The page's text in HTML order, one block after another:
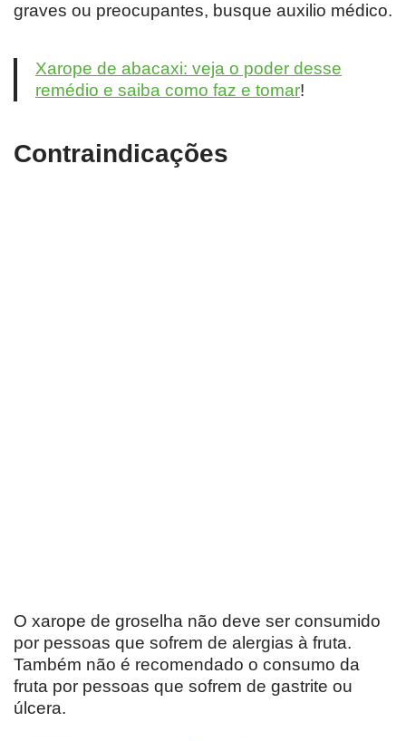
graves ou preocupantes, busque auxilio médico.
Xarope de abacaxi: veja o poder desse
remédio e saiba como faz e tomar!
Contraindicações
O xarope de groselha não deve ser consumido
por pessoas que sofrem de alergias à fruta.
Também não é recomendado o consumo da
fruta por pessoas que sofrem de gastrite ou
úlcera.